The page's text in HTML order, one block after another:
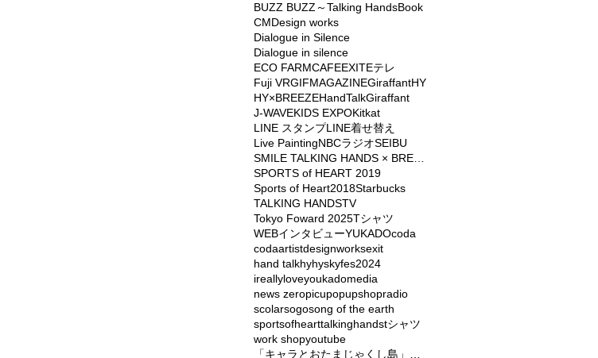
BUZZ BUZZ～Talking HandsBook
CMDesign works
Dialogue in Silence
Dialogue in silence
ECO FARMCAFEEXITEテレ
Fuji VRGIFMAGAZINEGiraffantHY
HY×BREEZEHandTalkGiraffant
J-WAVEKIDS EXPOKitkat
LINE スタンプLINE着せ替え
Live PaintingNBCラジオSEIBU
SPORTS of HEART 2019
Sports of Heart2018Starbucks
TALKING HANDSTV
Tokyo Foward 2025Tシャツ
WEBインタビューYUKADOcoda
codaartistdesignworksexit
hand talkhyhyskyfes2024
ireallyloveyoukadomedia
news zeropicupopupshopradio
scolarsogosong of the earth
sportsofhearttalkinghandstシャツ
work shopyoutube